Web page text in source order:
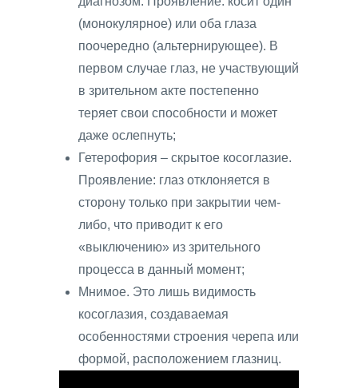
(монокулярное) или оба глаза
поочередно (альтернирующее). В
первом случае глаз, не участвующий
в зрительном акте постепенно
теряет свои способности и может
даже ослепнуть;
Гетерофория – скрытое косоглазие.
Проявление: глаз отклоняется в
сторону только при закрытии чем-
либо, что приводит к его
«выключению» из зрительного
процесса в данный момент;
Мнимое. Это лишь видимость
косоглазия, создаваемая
особенностями строения черепа или
формой, расположением глазниц.